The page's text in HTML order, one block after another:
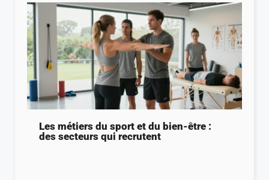
Les métiers du sport et du bien-être :
des secteurs qui recrutent